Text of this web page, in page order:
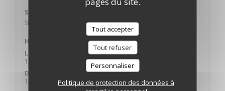
Tout accepter
Tout refuser
Personnaliser
Politique de protection des données à
Station de vélos
Station n° 9033 FACE 45 RUE CAUMARTIN
Horaires
Lun
12h00 - 15h00
18h30 - 00h00
Dimanche
12h00 - 15h00 • 18h30 - 23h00